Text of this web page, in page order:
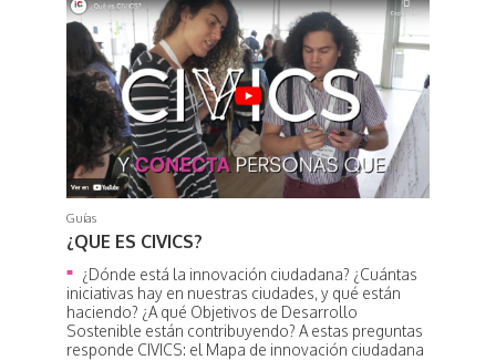
Guías
¿QUE ES CIVICS?
¿Dónde está la innovación ciudadana? ¿Cuántas
iniciativas hay en nuestras ciudades, y qué están
haciendo? ¿A qué Objetivos de Desarrollo
Sostenible están contribuyendo? A estas preguntas
responde CIVICS: el Mapa de innovación ciudadana